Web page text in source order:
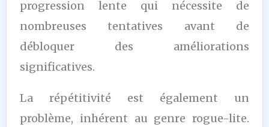
progression lente qui nécessite de
nombreuses tentatives avant de
débloquer des améliorations
significatives.
La répétitivité est également un
problème, inhérent au genre rogue-lite.